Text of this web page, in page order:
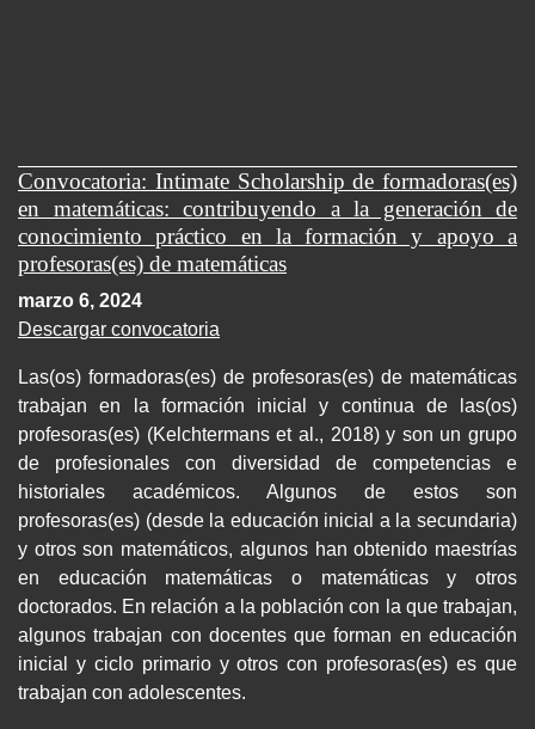
Convocatoria: Intimate Scholarship de formadoras(es)
en matemáticas: contribuyendo a la generación de
conocimiento práctico en la formación y apoyo a
profesoras(es) de matemáticas
marzo 6, 2024
Descargar convocatoria
Las(os) formadoras(es) de profesoras(es) de matemáticas
trabajan en la formación inicial y continua de las(os)
profesoras(es) (Kelchtermans et al., 2018) y son un grupo
de profesionales con diversidad de competencias e
historiales académicos. Algunos de estos son
profesoras(es) (desde la educación inicial a la secundaria)
y otros son matemáticos, algunos han obtenido maestrías
en educación matemáticas o matemáticas y otros
doctorados. En relación a la población con la que trabajan,
algunos trabajan con docentes que forman en educación
inicial y ciclo primario y otros con profesoras(es) es que
trabajan con adolescentes.